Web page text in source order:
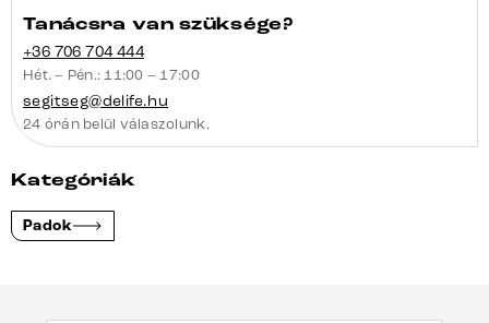
Tanácsra van szüksége?
+36 706 704 444
Hét. – Pén.: 11:00 – 17:00
segitseg@delife.hu
24 órán belül válaszolunk.
Kategóriák
Padok